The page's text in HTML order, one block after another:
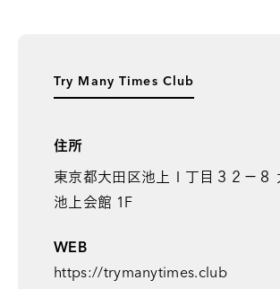
Try Many Times Club
住所
東京都大田区池上１丁目３２－８
池上会館 1F
WEB
https://trymanytimes.club